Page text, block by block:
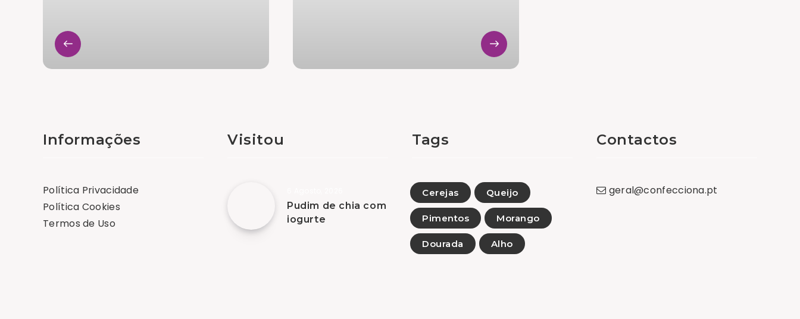
Informações
Política Privacidade
Política Cookies
Termos de Uso
Visitou
Pudim de chia com
iogurte
Tags
Cerejas Queijo
Pimentos Morango
Dourada Alho
Contactos
geral@confecciona.pt